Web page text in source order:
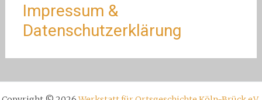
Impressum &
Datenschutzerklärung